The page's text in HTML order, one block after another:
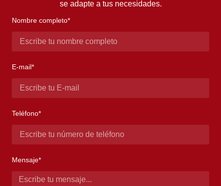
se adapte a tus necesidades.
Nombre completo*
E-mail*
Teléfono*
Mensaje*